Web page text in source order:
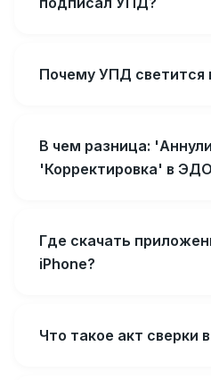
Почему УПД светится
В чем разница:
'Корректировка' в
Где скачать
iPhone?
Что такое акт сверки